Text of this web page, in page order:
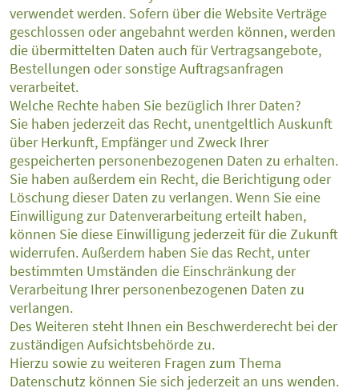
verwendet werden. Sofern über die Website Verträge
geschlossen oder angebahnt werden können, werden
die übermittelten Daten auch für Vertragsangebote,
Bestellungen oder sonstige Auftragsanfragen
verarbeitet.
Welche Rechte haben Sie bezüglich Ihrer Daten?
Sie haben jederzeit das Recht, unentgeltlich Auskunft
über Herkunft, Empfänger und Zweck Ihrer
gespeicherten personenbezogenen Daten zu erhalten.
Sie haben außerdem ein Recht, die Berichtigung oder
Löschung dieser Daten zu verlangen. Wenn Sie eine
Einwilligung zur Datenverarbeitung erteilt haben,
können Sie diese Einwilligung jederzeit für die Zukunft
widerrufen. Außerdem haben Sie das Recht, unter
bestimmten Umständen die Einschränkung der
Verarbeitung Ihrer personenbezogenen Daten zu
verlangen.
Des Weiteren steht Ihnen ein Beschwerderecht bei der
zuständigen Aufsichtsbehörde zu.
Hierzu sowie zu weiteren Fragen zum Thema
Datenschutz können Sie sich jederzeit an uns wenden.